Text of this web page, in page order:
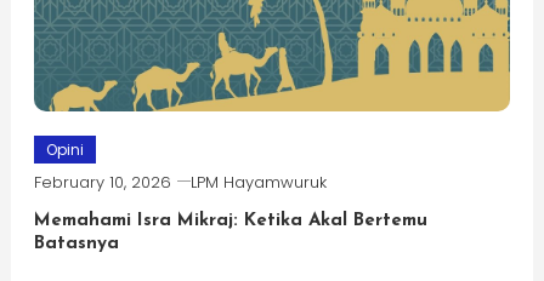
Opini
February 10, 2026 LPM Hayamwuruk
Memahami Isra Mikraj: Ketika Akal Bertemu
Batasnya